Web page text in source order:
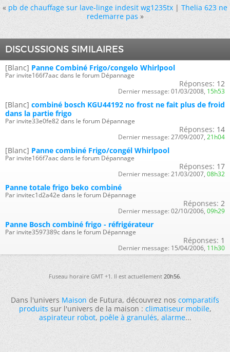
« pb de chauffage sur lave-linge indesit wg1235tx|Thelia 623 ne
redemarre pas »
DISCUSSIONS SIMILAIRES
[Blanc] Panne Combiné Frigo/congelo Whirlpool
Par invite166f7aac dans le forum Dépannage
Réponses: 12
Dernier message: 01/03/2008, 15h53
[Blanc] combiné bosch KGU44192 no frost ne fait plus de froid
dans la partie frigo
Par invite33e0fe82 dans le forum Dépannage
Réponses: 14
Dernier message: 27/09/2007, 21h04
[Blanc] Panne combiné Frigo/congél Whirlpool
Par invite166f7aac dans le forum Dépannage
Réponses: 17
Dernier message: 21/03/2007, 08h32
Panne totale frigo beko combiné
Par invitec1d2a42e dans le forum Dépannage
Réponses: 2
Dernier message: 02/10/2006, 09h29
Panne Bosch combiné frigo - réfrigérateur
Par invite3597389c dans le forum Dépannage
Réponses: 1
Dernier message: 15/04/2006, 11h30
Fuseau horaire GMT +1. Il est actuellement20h56.
Dans l'universMaisonde Futura, découvrez noscomparatifs
produitssur l'univers de la maison :climatiseur mobile,
aspirateur robot,poêle à granulés,alarme...